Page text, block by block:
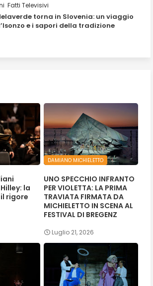
Fatti Televisivi
torna in Slovenia: un viaggio
e i sapori della tradizione
la
rigore
DAMIANO MICHIELETTO
UNO SPECCHIO INFRANTO
PER VIOLETTA: LA PRIMA
TRAVIATA FIRMATA DA
MICHIELETTO IN SCENA AL
FESTIVAL DI BREGENZ
Luglio 21, 2026